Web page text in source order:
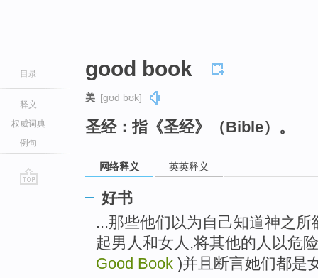
目录
释义
权威词典
例句
good book
美 [ɡʊd bʊk]
圣经：指《圣经》（Bible）。
网络释义 英英释义
好书
...那些他们以为自己知道神之
起男人和女人,将其他的人以危
Good Book )并且断言她们都是